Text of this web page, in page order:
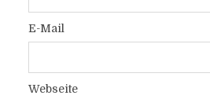
E-Mail
Webseite